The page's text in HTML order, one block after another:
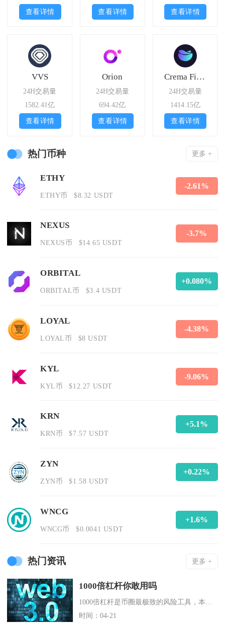
查看详情
查看详情
查看详情
VVS
24H交易量
1582.41亿
查看详情
Orion
24H交易量
694.42亿
查看详情
Crema Finance
24H交易量
1414.15亿
查看详情
热门币种 更多 +
ETHY
ETHY币 $8.32 USDT
-2.61%
NEXUS
NEXUS币 $14.65 USDT
-3.7%
ORBITAL
ORBITAL币 $3.4 USDT
+0.080%
LOYAL
LOYAL币 $8 USDT
-4.38%
KYL
KYL币 $12.27 USDT
-9.06%
KRN
KRN币 $7.57 USDT
+5.1%
ZYN
ZYN币 $1.58 USDT
+0.22%
WNCG
WNCG币 $0.0041 USDT
+1.6%
热门资讯 更多 +
1000倍杠杆你敢用吗
时间：04-21